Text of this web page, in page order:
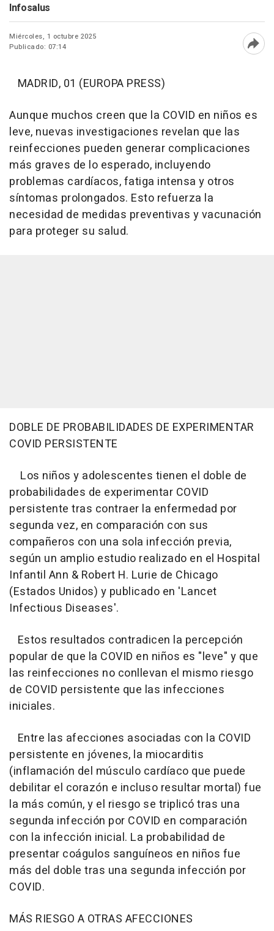
Infosalus
Miércoles, 1 octubre 2025
Publicado: 07:14
MADRID, 01 (EUROPA PRESS)
Aunque muchos creen que la COVID en niños es
leve, nuevas investigaciones revelan que las
reinfecciones pueden generar complicaciones
más graves de lo esperado, incluyendo
problemas cardíacos, fatiga intensa y otros
síntomas prolongados. Esto refuerza la
necesidad de medidas preventivas y vacunación
para proteger su salud.
DOBLE DE PROBABILIDADES DE EXPERIMENTAR
COVID PERSISTENTE
Los niños y adolescentes tienen el doble de
probabilidades de experimentar COVID
persistente tras contraer la enfermedad por
segunda vez, en comparación con sus
compañeros con una sola infección previa,
según un amplio estudio realizado en el Hospital
Infantil Ann & Robert H. Lurie de Chicago
(Estados Unidos) y publicado en 'Lancet
Infectious Diseases'.
Estos resultados contradicen la percepción
popular de que la COVID en niños es "leve" y que
las reinfecciones no conllevan el mismo riesgo
de COVID persistente que las infecciones
iniciales.
Entre las afecciones asociadas con la COVID
persistente en jóvenes, la miocarditis
(inflamación del músculo cardíaco que puede
debilitar el corazón e incluso resultar mortal) fue
la más común, y el riesgo se triplicó tras una
segunda infección por COVID en comparación
con la infección inicial. La probabilidad de
presentar coágulos sanguíneos en niños fue
más del doble tras una segunda infección por
COVID.
MÁS RIESGO A OTRAS AFECCIONES